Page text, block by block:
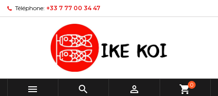
Téléphone: +33 7 77 00 34 47
   shopping_cart0